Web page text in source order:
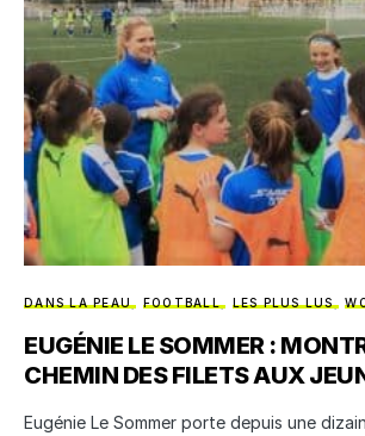
DANS LA PEAU FOOTBALL LES PLUS LUS
EUGÉNIE LE SOMMER :
CHEMIN DES FILETS AUX
Eugénie Le Sommer porte depuis une